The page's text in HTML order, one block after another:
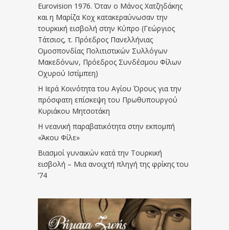
Eurovision 1976. Όταν ο Μάνος Χατζηδάκης
και η Μαρίζα Κοχ κατακεραύνωσαν την
τουρκική εισβολή στην Κύπρο (Γεώργιος
Τάτσιος, τ. Πρόεδρος Πανελλήνιας
Ομοσπονδίας Πολιτιστικών Συλλόγων
Μακεδόνων, Πρόεδρος Συνδέσμου Φίλων
Οχυρού Ιστίμπεη)
Η Ιερά Κοινότητα του Αγίου Όρους για την
πρόσφατη επίσκεψη του Πρωθυπουργού
Κυριάκου Μητσοτάκη
Η νεανική παραβατικότητα στην εκπομπή
«Άκου Φίλε»
Βιασμοί γυναικών κατά την Τουρκική
εισβολή – Μια ανοιχτή πληγή της φρίκης του
’74